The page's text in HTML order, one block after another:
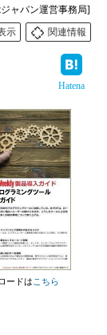
ャパン運営事務局]
示
関連情報
Hatena
ードはこちら